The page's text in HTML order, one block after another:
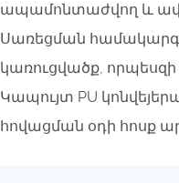
ապամոնտաժվող և
Սառեցման համակարգը
կառուցվածք, որպեսզի
Կապույտ PU
հովացման օդի հոսք